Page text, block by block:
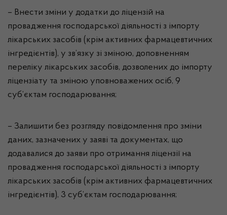
– Внести зміни у додатки до ліцензій на
провадження господарської діяльності з імпорту
лікарських засобів (крім активних фармацевтичних
інгредієнтів), у зв’язку зі зміною, доповненням
переліку лікарських засобів, дозволених до імпорту
ліцензіату та зміною уповноважених осіб, 9
суб’єктам господарювання;
– Залишити без розгляду повідомлення про зміни
даних, зазначених у заяві та документах, що
додавалися до заяви про отримання ліцензії на
провадження господарської діяльності з імпорту
лікарських засобів (крім активних фармацевтичних
інгредієнтів), 3 суб’єктам господарювання;